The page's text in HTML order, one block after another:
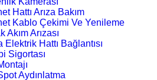
Hattı Arıza Bakım
Kablo Çekimi Ve Yenileme
Akım Arızası
Elektrik Hattı Bağlantısı
Sigortası
Aydınlatma